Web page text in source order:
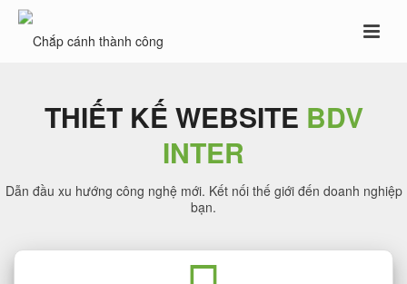
THIẾT KẾ WEBSITE BDV
INTER
Dẫn đầu xu hướng công nghệ mới. Kết nối thế giới đến doanh nghiệp
bạn.